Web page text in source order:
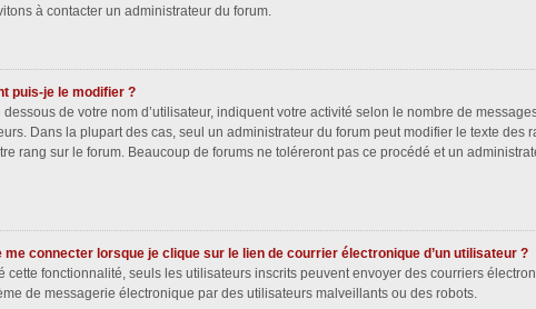
à contacter un administrateur du forum.
puis-je le modifier ?
de votre nom d’utilisateur, indiquent votre activité selon le nombre de
Dans la plupart des cas, seul un administrateur du forum peut modifier le texte
rang sur le forum. Beaucoup de forums ne toléreront pas ce procédé et un
me connecter lorsque je clique sur le lien de courrier électronique d’un utilisateur ?
cette fonctionnalité, seuls les utilisateurs inscrits peuvent envoyer des courriers
de messagerie électronique par des utilisateurs malveillants ou des robots.